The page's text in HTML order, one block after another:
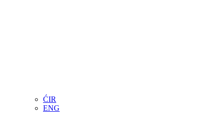
ĆIR
ENG